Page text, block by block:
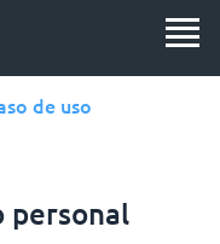
de uso
personal